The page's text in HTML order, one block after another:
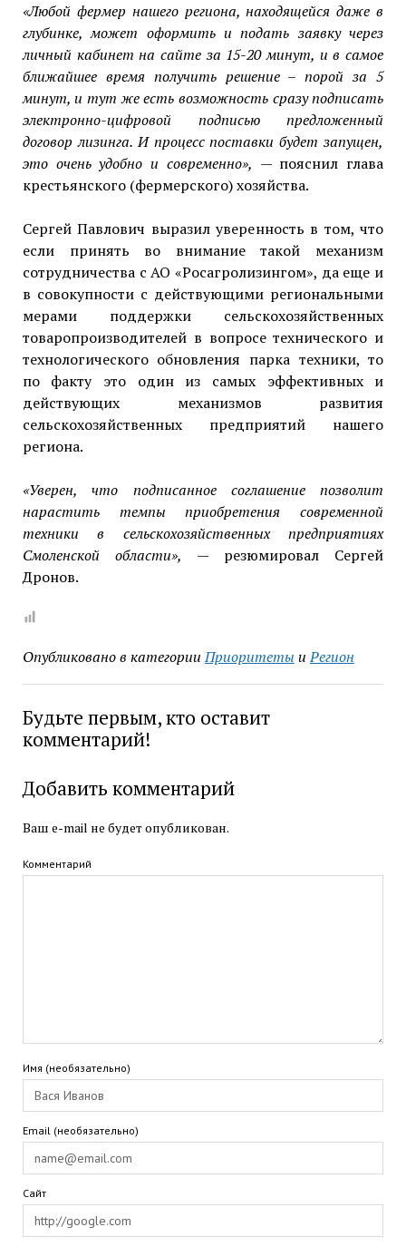
«Любой фермер нашего региона, находящейся даже в
глубинке, может оформить и подать заявку через
личный кабинет на сайте за 15-20 минут, и в самое
ближайшее время получить решение – порой за 5
минут, и тут же есть возможность сразу подписать
электронно-цифровой подписью предложенный
договор лизинга. И процесс поставки будет запущен,
это очень удобно и современно», — пояснил глава
крестьянского (фермерского) хозяйства.
Сергей Павлович выразил уверенность в том, что
если принять во внимание такой механизм
сотрудничества с АО «Росагролизингом», да еще и
в совокупности с действующими региональными
мерами поддержки сельскохозяйственных
товаропроизводителей в вопросе технического и
технологического обновления парка техники, то
по факту это один из самых эффективных и
действующих механизмов развития
сельскохозяйственных предприятий нашего
региона.
«Уверен, что подписанное соглашение позволит
нарастить темпы приобретения современной
техники в сельскохозяйственных предприятиях
Смоленской области», — резюмировал Сергей
Дронов.
Опубликовано в категории Приоритеты иРегион
Будьте первым, кто оставит
комментарий!
Добавить комментарий
Ваш e-mail не будет опубликован.
Комментарий
Имя (необязательно)
Email (необязательно)
Сайт